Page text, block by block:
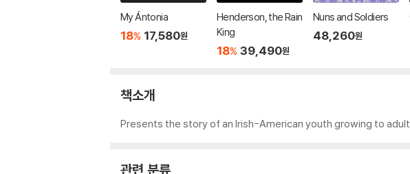
My Ántonia
18% 17,580원
Henderson, the Rain
King
18% 39,490원
Nuns and Soldiers
48,260원
책소개
Presents the story of an Irish-American youth growing to
관련 분류